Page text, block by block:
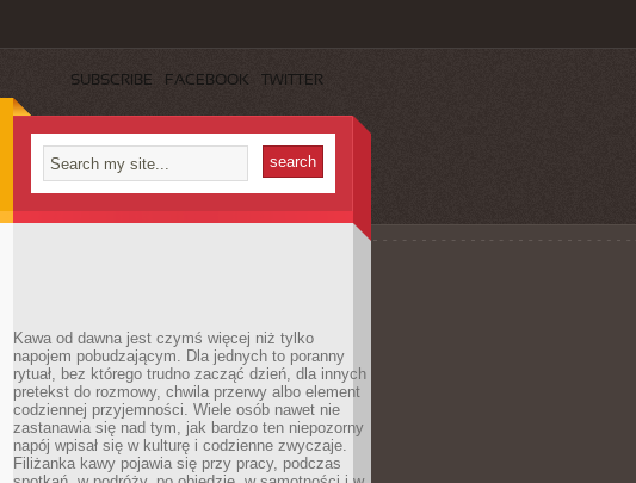
SUBSCRIBE FACEBOOK TWITTER
Kawa od dawna jest czymś więcej niż tylko
napojem pobudzającym. Dla jednych to poranny
rytuał, bez którego trudno zacząć dzień, dla innych
pretekst do rozmowy, chwila przerwy albo element
codziennej przyjemności. Wiele osób nawet nie
zastanawia się nad tym, jak bardzo ten niepozorny
napój wpisał się w kulturę i codzienne zwyczaje.
Filiżanka kawy pojawia się przy pracy, podczas